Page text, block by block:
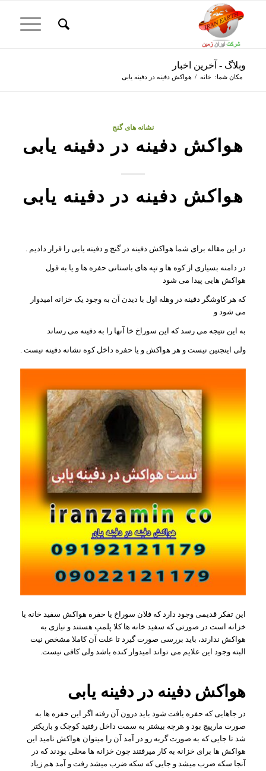
وبلاگ - آخرین اخبار
مکان شما: خانه / هواکش دفینه در دفینه یابی
نشانه های گنج
هواکش دفینه در دفینه یابی
هواکش دفینه در دفینه یابی
در این مقاله برای شما هواکش دفینه در گنج و دفینه یابی را قرار دادیم .
در دامنه بسیاری از کوه ها و تپه های باستانی حفره ها و یا به قول
هواکش هایی پیدا می شود
که هر کاوشگر دفینه در وهله اول با دیدن آن به وجود یک خزانه امیدوار
می شود و
به این نتیجه می رسد که این سوراخ خا آنها را به دفینه می رساند
ولی اینجنین نیست و هر هواکش و یا حفره داخل کوه نشانه دفینه نیست .
این تفکر قدیمی وجود دارد که فلان سوراخ یا حفره هواکش سفید خانه یا
خزانه است در صورتی که سفید خانه ها کلا پلمپ هستند و نیازی به
هواکش ندارند، باید بررسی صورت گیرد تا علت آن کاملا مشخص نیت
البته وجود این علایم می تواند امیدوار کنده باشد ولی کافی نیست.
هواکش دفینه در دفینه یابی
در جاهایی که حفره یافت شود باید درون آن رفته اگر این حفره ها به
صورت مارپیچ بود و هرچه بیشتر به سمت داخل رفتید کوچک و باریکتر
شد تا جایی که به صورت گربه رو در آمد آن را میتوان هواکش نامید این
هواکش ها برای خزانه به کار میرفتند چون خزانه ها محلی بودند که در
آنجا سکه ضرب میشد و جایی که سکه ضرب میشد رفت و آمد هم زیاد